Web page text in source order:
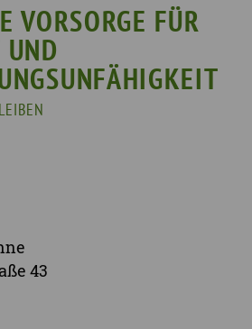
VORSORGE FÜR
43